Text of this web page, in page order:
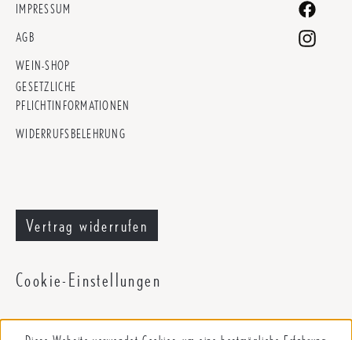
IMPRESSUM
AGB
WEIN-SHOP
GESETZLICHE
PFLICHTINFORMATIONEN
WIDERRUFSBELEHRUNG
Vertrag widerrufen
Cookie-Einstellungen